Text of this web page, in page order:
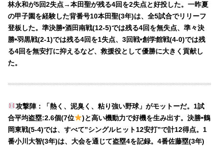
林永和が5回2失点→本田聖が残る4回を2失点と好投した。一昨夏
の甲子園を経験した背番号10本田聖(3年)は、全5試合でリリーフ
登板した。準決勝•酒田南戦(12-5)では残る4回を無失点、準々決
勝•羽黒戦(2-1)では残る4回を1失点、3回戦•創学館戦(4-0)では残
る4回を無安打に抑えるなど、救援役として優勝に大きく貢献し
た。
攻撃陣：「熱く、泥臭く、粘り強い野球」がモットーだ。1試
合平均盗塁:2.6個(7位
)と高い機動力で好機を生み出す。決勝•鶴
岡東戦(5-4)では、すべて”シングルヒット12安打”で計12得点。1
番小川大智(3年)は、大会を通じて盗塁4を記録。4番佐藤塁(3年)